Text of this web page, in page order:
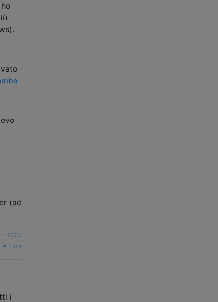
(ad
rosso
fonte
i